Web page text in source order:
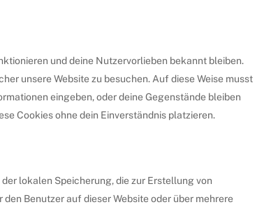
und deine Nutzervorlieben bekannt bleiben.
unsere Website zu besuchen. Auf diese Weise musst
eingeben, oder deine Gegenstände bleiben
Cookies ohne dein Einverständnis platzieren.
lokalen Speicherung, die zur Erstellung von
Benutzer auf dieser Website oder über mehrere